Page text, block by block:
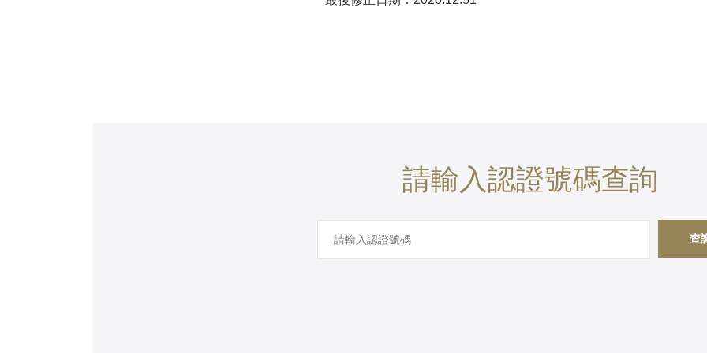
請輸入認證號碼查詢
查